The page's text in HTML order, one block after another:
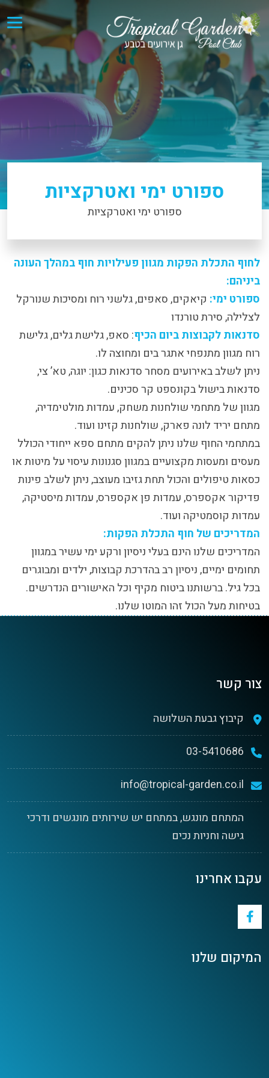
ספורט ימי ואטרקציות
ספורט ימי ואטרקציות
לחוף התכלת הפקות מגוון פעילויות חוף במהלך העונה
ביניהם:
ספורט ימי: קיאקים, סאפים, גלשני רוח ומסיכות שנורקל
לצלילה, סירת טורנדו
סדנאות לקבוצות ביום הכיף: סאפ, גלישת גלים, גלישת
רוח מגוון מתנפחי אתגר בים ומחוצה לו.
ניתן לשלב באירועים מסחר סדנאות כגון: יוגה, טא’ צי,
סדנאות בישול בקונספט קר סכינים.
מגוון של מתחמי שולחנות משחק, עמדות מולטימדיה,
מתחם יריד לונה פארק, שולחנות קזינו ועוד.
במתחמי החוף שלנו ניתן להקים מתחם ספא ייחודי הכולל
מעסים ומעסות מקצועיים במגוון סגנונות עיסוי על מיטות או
כסאות טיפולים והכול תחת גזיבו מעוצב, ניתן לשלב פינות
פדיקור אקספרס, עמדות פן אקספרס, עמדות מיסטיקה,
עמדות קוסמטיקה ועוד.
המדריכים של חוף התכלת הפקות:
המדריכים שלנו הינם בעלי ניסיון ורקע ימי עשיר במגוון
תחומים ימיים, ניסיון רב בהדרכת קבוצות, ילדים ומבוגרים
בכל גיל. ברשותנו ביטוח מקיף וכל האישורים הנדרשים.
בטיחות מעל הכול זהו המוטו שלנו.
צור קשר
קיבוץ גבעת השלושה
03-5410686
info@tropical-garden.co.il
המתחם מונגש, במתחם יש שירותים מונגשים ודרכי
גישה וחניות נכים
עקבו אחרינו
המיקום שלנו